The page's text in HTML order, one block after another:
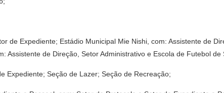
de Expediente; Estádio Municipal Mie Nishi, com: Assistente de
Assistente de Direção, Setor Administrativo e Escola de Futebol de
Expediente; Seção de Lazer; Seção de Recreação;